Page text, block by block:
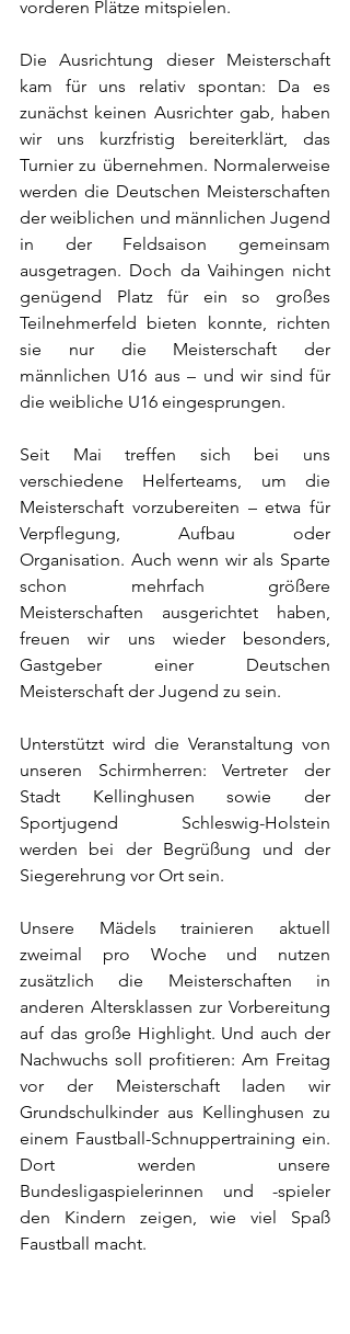
vorderen Plätze mitspielen.
Die Ausrichtung dieser Meisterschaft
kam für uns relativ spontan: Da es
zunächst keinen Ausrichter gab, haben
wir uns kurzfristig bereiterklärt, das
Turnier zu übernehmen. Normalerweise
werden die Deutschen Meisterschaften
der weiblichen und männlichen Jugend
in der Feldsaison gemeinsam
ausgetragen. Doch da Vaihingen nicht
genügend Platz für ein so großes
Teilnehmerfeld bieten konnte, richten
sie nur die Meisterschaft der
männlichen U16 aus – und wir sind für
die weibliche U16 eingesprungen.
Seit Mai treffen sich bei uns
verschiedene Helferteams, um die
Meisterschaft vorzubereiten – etwa für
Verpflegung, Aufbau oder
Organisation. Auch wenn wir als Sparte
schon mehrfach größere
Meisterschaften ausgerichtet haben,
freuen wir uns wieder besonders,
Gastgeber einer Deutschen
Meisterschaft der Jugend zu sein.
Unterstützt wird die Veranstaltung von
unseren Schirmherren: Vertreter der
Stadt Kellinghusen sowie der
Sportjugend Schleswig-Holstein
werden bei der Begrüßung und der
Siegerehrung vor Ort sein.
Unsere Mädels trainieren aktuell
zweimal pro Woche und nutzen
zusätzlich die Meisterschaften in
anderen Altersklassen zur Vorbereitung
auf das große Highlight. Und auch der
Nachwuchs soll profitieren: Am Freitag
vor der Meisterschaft laden wir
Grundschulkinder aus Kellinghusen zu
einem Faustball-Schnuppertraining ein.
Dort werden unsere
Bundesligaspielerinnen und -spieler
den Kindern zeigen, wie viel Spaß
Faustball macht.